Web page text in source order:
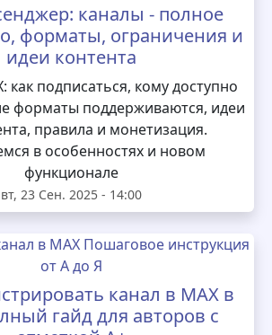
каналы - полное
форматы, ограничения и
идеи контента
как подписаться, кому доступно
форматы поддерживаются, идеи
правила и монетизация.
в особенностях и новом
функционале
вт, 23 Сен. 2025 - 14:00
канал в MAX в
гайд для авторов с